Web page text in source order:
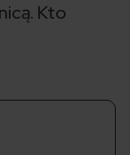
Kto